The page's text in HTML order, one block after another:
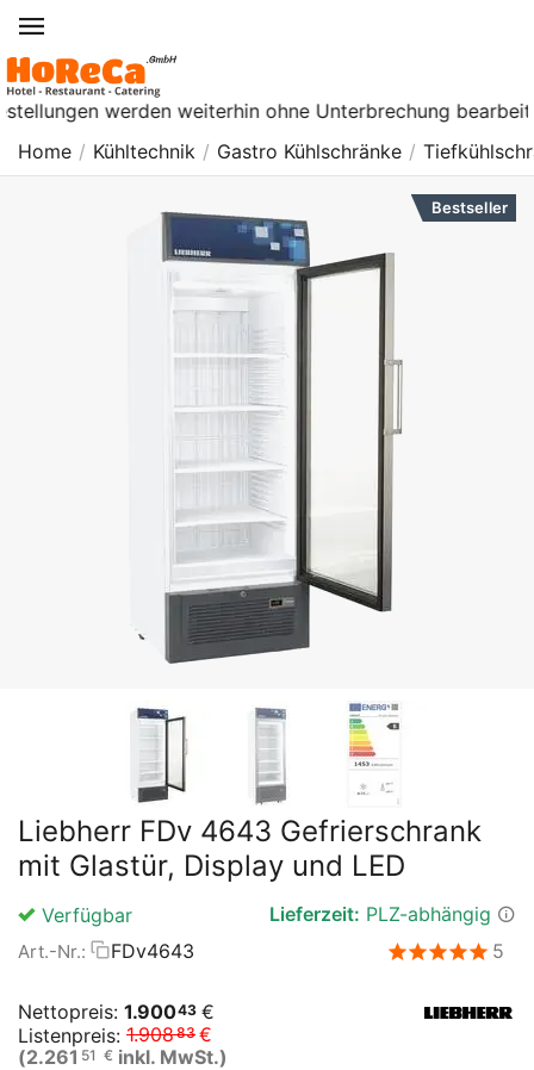
weiterhin ohne Unterbrechung bearbeitet. Ab
Home / Kühltechnik / Gastro Kühlschränke /
Bestseller
Liebherr FDv 4643 Gefrierschrank
mit Glastür, Display und LED
Verfügbar Lieferzeit: PLZ-abhängig
Art.-Nr.: FDv4643 5
Nettopreis: 1.90043 €
Listenpreis: 1.90883 €
(2.261 51 € inkl. MwSt.)